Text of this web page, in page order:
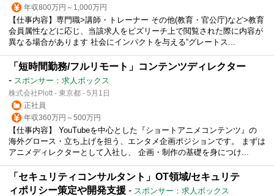
年収800万円～1,000万円
【仕事内容】専門職>講師・トレーナー その他(教育・官公庁)など>教育
会員属性などに応じ、当該求人をビズリーチ上で閲覧された際に内容が
異なる場合があります 社会にインパクトを与える“グレートス...
「短時間勤務/フルリモート」コンテンツディレクター
- スポンサー：求人ボックス
株式会社Plott - 東京都 - 5月1日
正社員
年収360万円～500万円
【仕事内容】 YouTubeを中心とした『ショートアニメコンテンツ』の
海外グロース・立ち上げを担う、エンタメ企画ポジションです。 まずは
アニメディレクターとして入社し、 企画・制作の基礎を身につけ...
「セキュリティコンサルタント」OT領域/セキュリテ
ィポリシー策定や開発支援 - スポンサー：求人ボックス